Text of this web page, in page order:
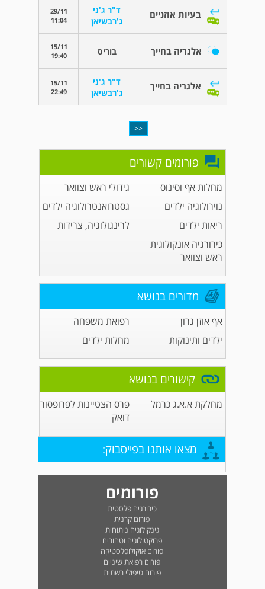
בעיות אוזניים
ד"ר ג'ני
ג'רבשיאן
29/11
11:04
אלגריה בחייך בוריס
15/11
19:40
אלגריה בחייך
ד"ר ג'ני
ג'רבשיאן
15/11
22:49
<<
פורומים קשורים
מחלות אף וסינוס
גידולי ראש וצוואר
נוירולוגיה ילדים
גסטרואנטרולוגיה ילדים
ריאות ילדים
לרינגולוגיה, צרידות
כירורגיה אונקולוגית
ראש וצוואר
מדורים בנושא
אף אוזן גרון
רפואת משפחה
ילדים ותינוקות
מחלות ילדים
קישורים בנושא
מחלקת א.א.ג כרמל
פרס הצטיינות לפרופסור
דואק
מצאו אותנו בפייסבוק:
פורומים
כירורגיה פלסטית
פורום קרנית
גינקולוגיה ניתוחית
פרוקטולוגיה וטחורים
פורום אוקולופלסטיקה
פורום רפואת שיניים
פורום טיפולי רשתית